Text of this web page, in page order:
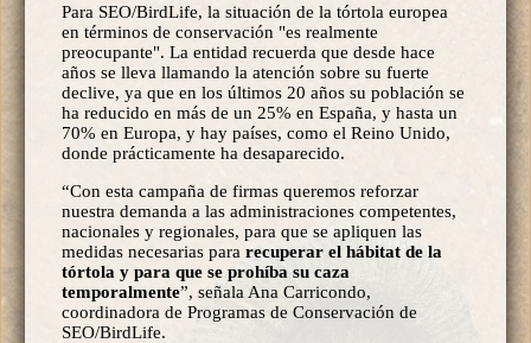
Para SEO/BirdLife, la situación de la tórtola europea
en términos de conservación "es realmente
preocupante". La entidad recuerda que desde hace
años se lleva llamando la atención sobre su fuerte
declive, ya que en los últimos 20 años su población se
ha reducido en más de un 25% en España, y hasta un
70% en Europa, y hay países, como el Reino Unido,
donde prácticamente ha desaparecido.
“Con esta campaña de firmas queremos reforzar
nuestra demanda a las administraciones competentes,
nacionales y regionales, para que se apliquen las
medidas necesarias para recuperar el hábitat de la
tórtola y para que se prohíba su caza
temporalmente”, señala Ana Carricondo,
coordinadora de Programas de Conservación de
SEO/BirdLife.